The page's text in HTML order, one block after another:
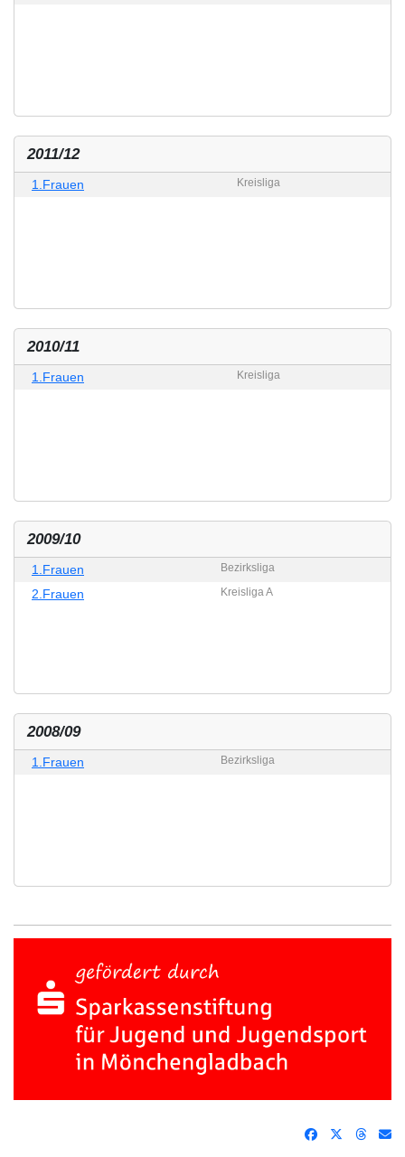
2011/12
1.Frauen Kreisliga
2010/11
1.Frauen Kreisliga
2009/10
1.Frauen Bezirksliga
2.Frauen Kreisliga A
2008/09
1.Frauen Bezirksliga